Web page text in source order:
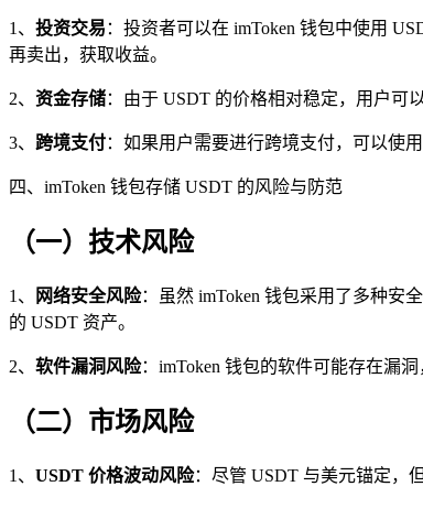
1、 投资交易 ：投资者可以在 imToken 钱包中使用
再卖出，获取收益。
2、 资金存储：由于 USDT 的价格相对稳定，用户可
3、 跨境支付：如果用户需要进行跨境支付，可以使
四、imToken 钱包存储 USDT 的风险与防范
（一）技术风险
1、 网络安全风险：虽然 imToken 钱包采用了多种安
的 USDT 资产。
2、 软件漏洞风险：imToken 钱包的软件可能存在漏
（二）市场风险
1、 USDT 价格波动风险：尽管 USDT 与美元锚定，